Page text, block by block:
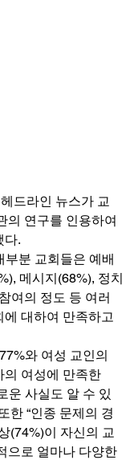
드라인 뉴스가 교
의 연구를 인용하여
다.
부분 교회들은 예배
메시지(68%), 정치
여의 정도 등 여러
대하여 만족하고
와 여성 교인의
의 여성에 만족한
운 사실도 알 수 있
한 “인종 문제의 경
(74%)이 자신의 교
으로 얼마나 다양한